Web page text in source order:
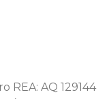
REA: AQ 129144